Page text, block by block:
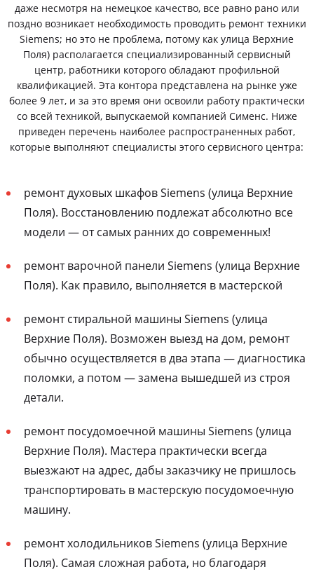
даже несмотря на немецкое качество, все равно рано или
поздно возникает необходимость проводить ремонт техники
Siemens; но это не проблема, потому как улица Верхние
Поля) располагается специализированный сервисный
центр, работники которого обладают профильной
квалификацией. Эта контора представлена на рынке уже
более 9 лет, и за это время они освоили работу практически
со всей техникой, выпускаемой компанией Сименс. Ниже
приведен перечень наиболее распространенных работ,
которые выполняют специалисты этого сервисного центра:
ремонт духовых шкафов Siemens (улица Верхние
Поля). Восстановлению подлежат абсолютно все
модели — от самых ранних до современных!
ремонт варочной панели Siemens (улица Верхние
Поля). Как правило, выполняется в мастерской
ремонт стиральной машины Siemens (улица
Верхние Поля). Возможен выезд на дом, ремонт
обычно осуществляется в два этапа — диагностика
поломки, а потом — замена вышедшей из строя
детали.
ремонт посудомоечной машины Siemens (улица
Верхние Поля). Мастера практически всегда
выезжают на адрес, дабы заказчику не пришлось
транспортировать в мастерскую посудомоечную
машину.
ремонт холодильников Siemens (улица Верхние
Поля). Самая сложная работа, но благодаря